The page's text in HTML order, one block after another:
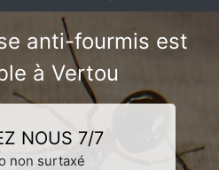
anti-fourmis est
à Vertou
NOUS 7/7
non surtaxé